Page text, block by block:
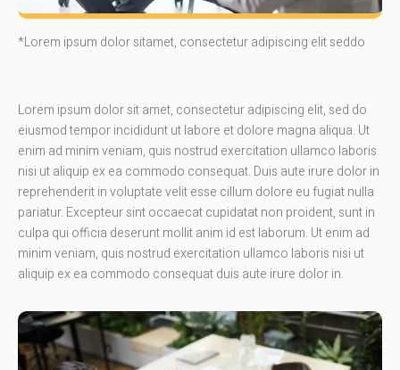
*Lorem ipsum dolor sitamet, consectetur adipiscing elit seddo
Lorem ipsum dolor sit amet, consectetur adipiscing elit, sed do
eiusmod tempor incididunt ut labore et dolore magna aliqua. Ut
enim ad minim veniam, quis nostrud exercitation ullamco laboris
nisi ut aliquip ex ea commodo consequat. Duis aute irure dolor in
reprehenderit in voluptate velit esse cillum dolore eu fugiat nulla
pariatur. Excepteur sint occaecat cupidatat non proident, sunt in
culpa qui officia deserunt mollit anim id est laborum. Ut enim ad
minim veniam, quis nostrud exercitation ullamco laboris nisi ut
aliquip ex ea commodo consequat duis aute irure dolor in.